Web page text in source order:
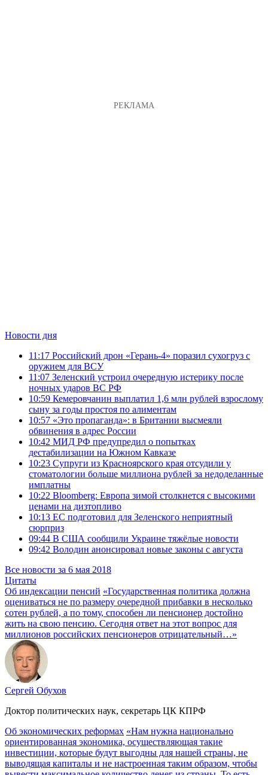
Новости дня
11:17 Российский дрон «Герань-4» поразил сухогруз с
оружием для ВСУ
11:07 Зеленский устроил очередную истерику после
ночных ударов ВС РФ
10:59 Кемеровчанин выплатил 1,6 млн рублей взрослому
сыну за годы простоя по алиментам
10:57 «Это пропаганда»: в Британии высмеяли
обвинения в адрес России
10:42 МИД РФ предупредил о попытках
дестабилизации на Южном Кавказе
10:23 Супруги из Красноярского края отсудили у
стоматологии больше миллиона рублей за недоделанные
имплатны
10:22 Bloomberg: Европа зимой столкнется с высокими
ценами на дизтопливо
10:13 ЕС подготовил для Зеленского неприятный
сюрприз
09:44 В США сообщили Украине тяжёлые новости
09:42 Володин анонсировал новые законы с августа
Все новости за 6 мая 2018
Цитаты
Об индексации пенсий «Государственная политика должна
оцениваться не по размеру очередной прибавки в несколько
сотен рублей, а по тому, способен ли пенсионер достойно
жить на свою пенсию. Сегодня ответ на этот вопрос для
миллионов российских пенсионеров отрицательный…»
Сергей Обухов
Доктор политических наук, секретарь ЦК КПРФ
Об экономических реформах «Нам нужна национально
ориентированная экономика, осуществляющая такие
инвестиции, которые будут выгодны для нашей страны, не
выводящая капиталы и не настроенная таким образом, чтобы